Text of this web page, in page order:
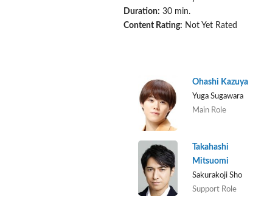
Duration: 30 min.
Content Rating: Not Yet Rated
Ohashi Kazuya
Yuga Sugawara
Main Role
Takahashi
Mitsuomi
Sakurakoji Sho
Support Role